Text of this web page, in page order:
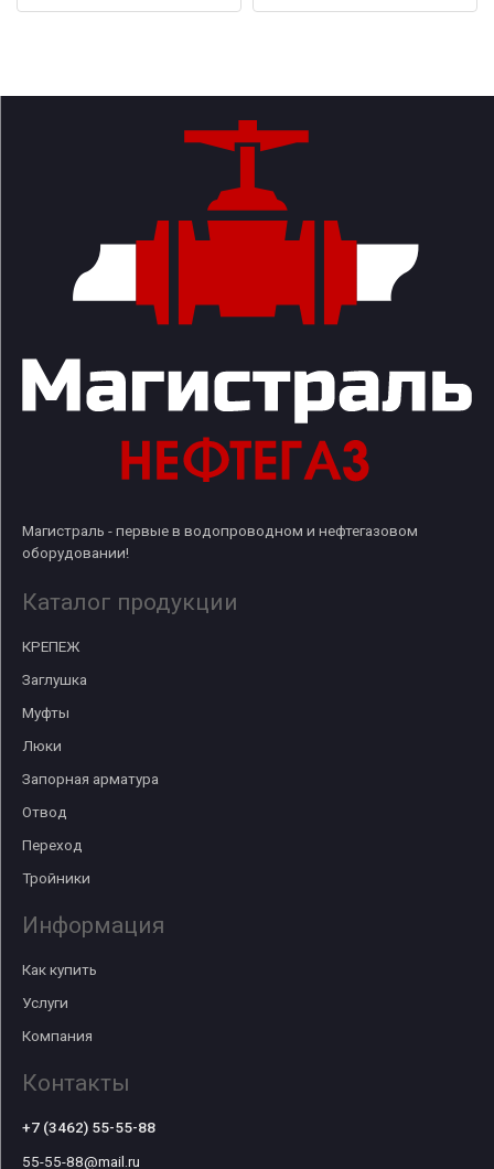
Магистраль - первые в водопроводном и нефтегазовом
оборудовании!
Каталог продукции
КРЕПЕЖ
Заглушка
Муфты
Люки
Запорная арматура
Отвод
Переход
Тройники
Информация
Как купить
Услуги
Компания
Контакты
+7 (3462) 55-55-88
55-55-88@mail.ru